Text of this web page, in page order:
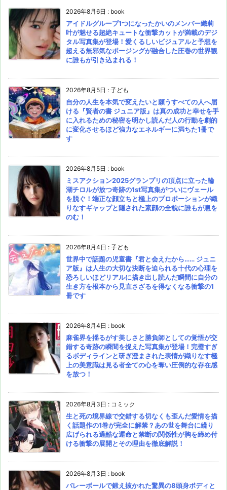
2026年8月6日 : book
アイドルグループ1つになったかいのメンバー織莉
叶が魅せる超絶キュートな衝撃カットが満載のデジ
タル写真集が登場！愛くるしいビジュアルと予想を
超える無邪気なポージングが融合した圧巻の世界観
に誰もが引き込まれる！
2026年8月5日 : 子ども
自分の人生を本気で変えたいと願うすべての人へ届
ける『賢者の書 ジュニア版』は真の成功と幸せを手
に入れるための秘密を明かし読んだ人の行動を劇的
に変化させるほど強力なエネルギーに満ちた1冊で
す
2026年8月5日 : book
ミスアクション2025グランプリの頂点に立った輪
湖チロルが放つ奇跡の1st写真集がついにヴェール
を脱ぐ！端正な顔立ちと極上のプロポーションが織
りなすギャップと隠された素顔の全貌に誰もが息を
のむ！
2026年8月4日 : 子ども
世界中で話題の児童書『君と会えたから…… ジュニ
ア版』は人生の大切な決断を迫られる十代の心理を
恐ろしいほどリアルに描き出し読んだ瞬間に自分の
生き方を根本から見直さざるを得なくなる衝撃の1
冊です
2026年8月4日 : book
麻雀界を揺るがす美しさと勝負師としての覚悟が交
錯する奇跡の瞬間を捉えた写真集が登場！完璧すぎ
るボディラインと研ぎ澄まされた表情が織りなす極
上の美意識は見る者全ての心を奪い圧倒的な存在感
を放つ！
2026年8月3日 : コミック
生と死の境界線で交錯する切なくも歪んだ愛情を描
く話題作の1巻が完全に解禁？あの世を舞台に繰り
広げられる過酷な運命と禁断の関係性が胸を締め付
ける衝撃の展開とその理由を徹底解説！
2026年8月3日 : book
バレーボールで鍛え抜かれた驚異の8頭身ボディと